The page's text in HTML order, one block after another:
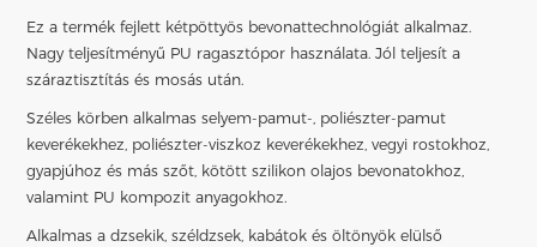
Ez a termék fejlett kétpöttyös bevonattechnológiát alkalmaz.
Nagy teljesítményű PU ragasztópor használata. Jól teljesít a
száraztisztítás és mosás után.
Széles körben alkalmas selyem-pamut-, poliészter-pamut
keverékekhez, poliészter-viszkoz keverékekhez, vegyi rostokhoz,
gyapjúhoz és más szőt, kötött szilikon olajos bevonatokhoz,
valamint PU kompozit anyagokhoz.
Alkalmas a dzsekik, széldzsek, kabátok és öltönyök elülső